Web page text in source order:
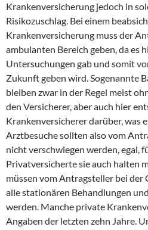
Krankenversicherung jedoch in
Risikozuschlag. Bei einem
Krankenversicherung muss der
ambulanten Bereich geben, da es
Untersuchungen gab und somit
Zukunft geben wird. Sogenannte
bleiben zwar in der Regel meist
den Versicherer, aber auch hier
Krankenversicherer darüber, was
Arztbesuche sollten also vom
nicht verschwiegen werden, egal,
Privatversicherte sie auch halten
müssen vom Antragsteller bei der
alle stationären Behandlungen
werden. Manche private
Angaben der letzten zehn Jahre.